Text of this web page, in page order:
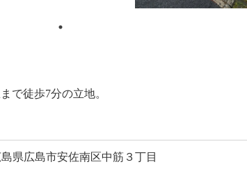
で徒歩7分の立地。
島県広島市安佐南区中筋３丁目